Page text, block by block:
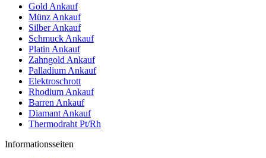
Gold Ankauf
Münz Ankauf
Silber Ankauf
Schmuck Ankauf
Platin Ankauf
Zahngold Ankauf
Palladium Ankauf
Elektroschrott
Rhodium Ankauf
Barren Ankauf
Diamant Ankauf
Thermodraht Pt/Rh
Informationsseiten